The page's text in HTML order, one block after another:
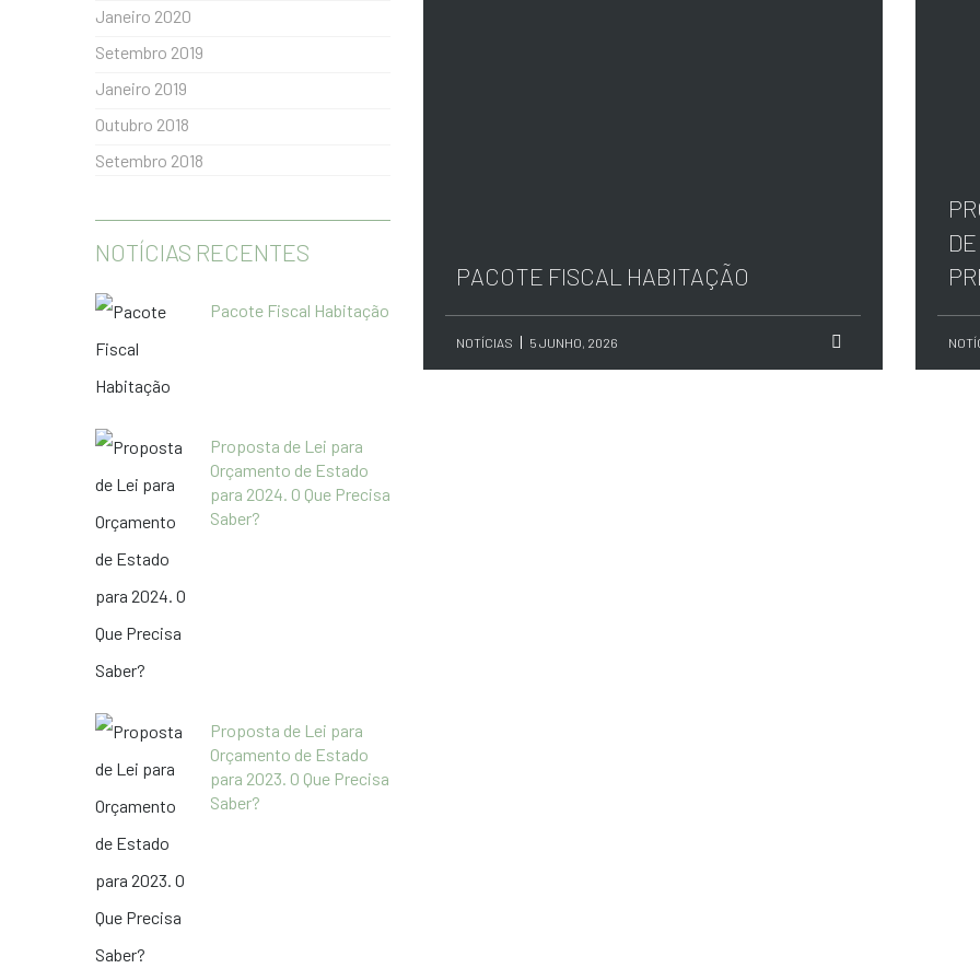
PACOTE FISCAL HABITAÇÃO
NOTÍCIAS 5 JUNHO, 2026
Janeiro 2020
Setembro 2019
Janeiro 2019
Outubro 2018
Setembro 2018
NOTÍCIAS RECENTES
Pacote Fiscal Habitação
Proposta de Lei para
Orçamento de Estado
para 2024. O Que Precisa
Saber?
Proposta de Lei para
Orçamento de Estado
para 2023. O Que Precisa
Saber?